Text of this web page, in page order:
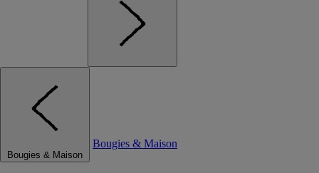
Bougies & Maison
Bougies & Maison